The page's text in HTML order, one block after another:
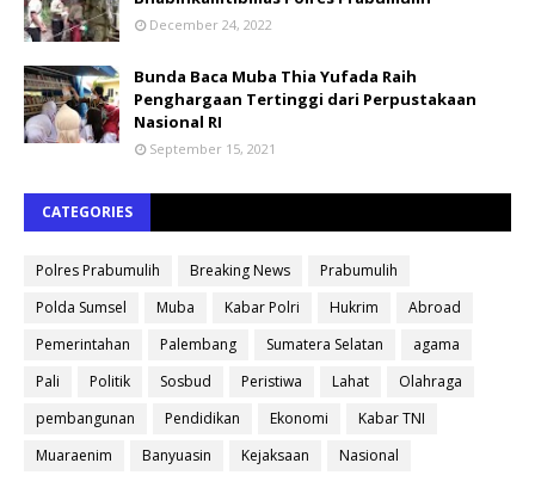
December 24, 2022
Bunda Baca Muba Thia Yufada Raih
Penghargaan Tertinggi dari Perpustakaan
Nasional RI
September 15, 2021
CATEGORIES
Polres Prabumulih Breaking News
Prabumulih
Polda Sumsel
Muba Kabar Polri Hukrim
Abroad
Pemerintahan
Palembang Sumatera Selatan
agama
Pali
Politik Sosbud Peristiwa Lahat
Olahraga
pembangunan
Pendidikan Ekonomi
Kabar TNI
Muaraenim
Banyuasin Kejaksaan Nasional